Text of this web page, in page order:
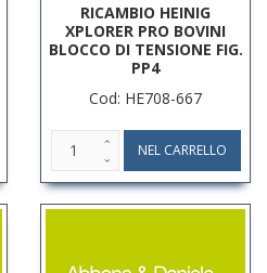
RICAMBIO HEINIG
XPLORER PRO BOVINI
BLOCCO DI TENSIONE FIG.
PP4
Cod: HE708-667